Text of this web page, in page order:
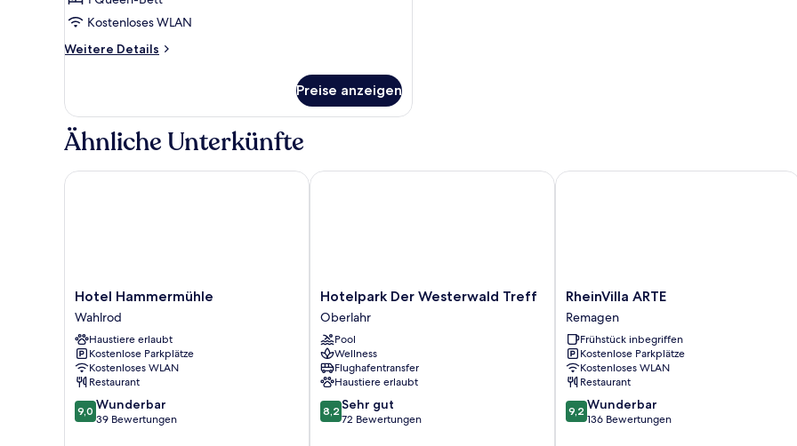
Kostenloses WLAN
Weitere Details
Weitere
Green
Mini
Preise anzeigen
Ähnliche Unterkünfte
Hotel
Hammermühle
Wahlrod
Hotel Hammermühle
Wahlrod
Haustiere erlaubt
Kostenlose Parkplätze
Kostenloses WLAN
Restaurant
9.0
von
9,0 Wunderbar
39 Bewertungen
Hotel Hammermühle
Hotelpark
Der
Westerwald
Treff
Oberlahr
Hotelpark Der Westerwald Treff
Oberlahr
Pool
Wellness
Flughafentransfer
Haustiere erlaubt
8.2
von
8,2 Sehr gut
72 Bewertungen
Hotelpark Der Westerwald Treff
RheinVilla
ARTE
Remagen
RheinVilla ARTE
Remagen
Frühstück inbegriffen
Kostenlose Parkplätze
Kostenloses WLAN
Restaurant
9.2
von
9,2 Wunderbar
136 Bewertungen
RheinVilla ARTE